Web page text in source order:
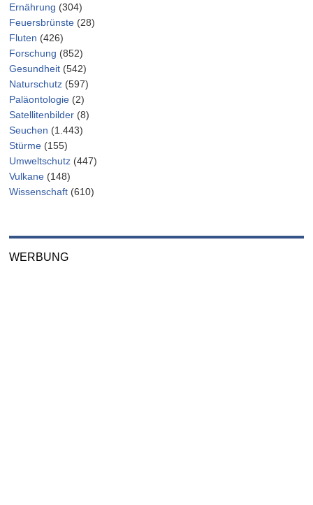
Ernährung (304)
Feuersbrünste (28)
Fluten (426)
Forschung (852)
Gesundheit (542)
Naturschutz (597)
Paläontologie (2)
Satellitenbilder (8)
Seuchen (1.443)
Stürme (155)
Umweltschutz (447)
Vulkane (148)
Wissenschaft (610)
WERBUNG